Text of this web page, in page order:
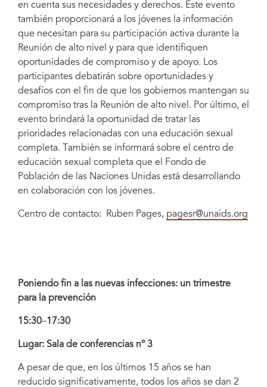
en cuenta sus necesidades y derechos. Este evento
también proporcionará a los jóvenes la información
que necesitan para su participación activa durante la
Reunión de alto nivel y para que identifiquen
oportunidades de compromiso y de apoyo. Los
participantes debatirán sobre oportunidades y
desafíos con el fin de que los gobiernos mantengan su
compromiso tras la Reunión de alto nivel. Por último, el
evento brindará la oportunidad de tratar las
prioridades relacionadas con una educación sexual
completa. También se informará sobre el centro de
educación sexual completa que el Fondo de
Población de las Naciones Unidas está desarrollando
en colaboración con los jóvenes.
Centro de contacto: Ruben Pages, pagesr@unaids.org
Poniendo fin a las nuevas infecciones: un trimestre
para la prevención
15:30–17:30
Lugar: Sala de conferencias nº 3
A pesar de que, en los últimos 15 años se han
reducido significativamente, todos los años se dan 2